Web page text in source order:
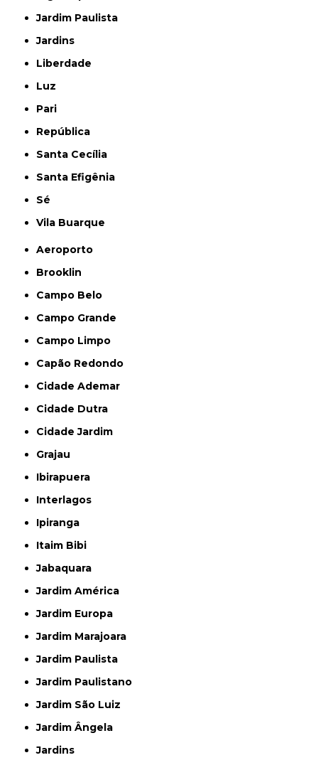
Jardim Paulista
Jardins
Liberdade
Luz
Pari
República
Santa Cecília
Santa Efigênia
Sé
Vila Buarque
Aeroporto
Brooklin
Campo Belo
Campo Grande
Campo Limpo
Capão Redondo
Cidade Ademar
Cidade Dutra
Cidade Jardim
Grajau
Ibirapuera
Interlagos
Ipiranga
Itaim Bibi
Jabaquara
Jardim América
Jardim Europa
Jardim Marajoara
Jardim Paulista
Jardim Paulistano
Jardim São Luiz
Jardim Ângela
Jardins